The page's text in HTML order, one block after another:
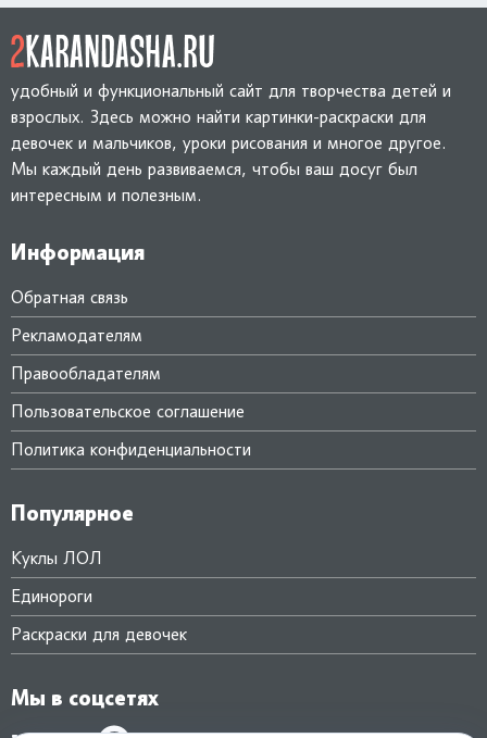
удобный и функциональный сайт для творчества детей и
взрослых. Здесь можно найти картинки-раскраски для
девочек и мальчиков, уроки рисования и многое другое.
Мы каждый день развиваемся, чтобы ваш досуг был
интересным и полезным.
Информация
Обратная связь
Рекламодателям
Правообладателям
Пользовательское соглашение
Политика конфиденциальности
Популярное
Куклы ЛОЛ
Единороги
Раскраски для девочек
Мы в соцсетях